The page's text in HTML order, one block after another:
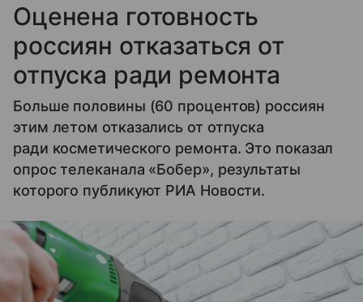
Оценена готовность
россиян отказаться от
отпуска ради ремонта
Больше половины (60 процентов) россиян
этим летом отказались от отпуска
ради косметического ремонта. Это показал
опрос телеканала «Бобер», результаты
которого публикуют РИА Новости.